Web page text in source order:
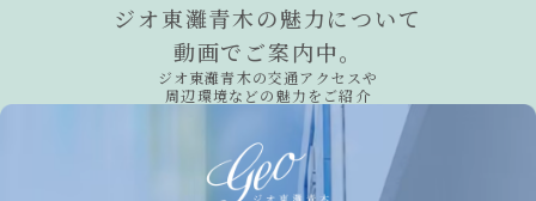
ジオ東灘青木の魅力について
動画でご案内中。
ジオ東灘青木の交通アクセスや
周辺環境などの魅力をご紹介